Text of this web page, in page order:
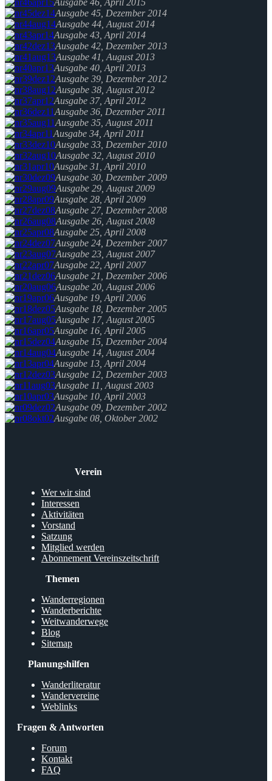
Ausgabe 46, April 2015
Ausgabe 45, Dezember 2014
Ausgabe 44, August 2014
Ausgabe 43, April 2014
Ausgabe 42, Dezember 2013
Ausgabe 41, August 2013
Ausgabe 40, April 2013
Ausgabe 39, Dezember 2012
Ausgabe 38, August 2012
Ausgabe 37, April 2012
Ausgabe 36, Dezember 2011
Ausgabe 35, August 2011
Ausgabe 34, April 2011
Ausgabe 33, Dezember 2010
Ausgabe 32, August 2010
Ausgabe 31, April 2010
Ausgabe 30, Dezember 2009
Ausgabe 29, August 2009
Ausgabe 28, April 2009
Ausgabe 27, Dezember 2008
Ausgabe 26, August 2008
Ausgabe 25, April 2008
Ausgabe 24, Dezember 2007
Ausgabe 23, August 2007
Ausgabe 22, April 2007
Ausgabe 21, Dezember 2006
Ausgabe 20, August 2006
Ausgabe 19, April 2006
Ausgabe 18, Dezember 2005
Ausgabe 17, August 2005
Ausgabe 16, April 2005
Ausgabe 15, Dezember 2004
Ausgabe 14, August 2004
Ausgabe 13, April 2004
Ausgabe 12, Dezember 2003
Ausgabe 11, August 2003
Ausgabe 10, April 2003
Ausgabe 09, Dezember 2002
Ausgabe 08, Oktober 2002
Verein
Wer wir sind
Interessen
Aktivitäten
Vorstand
Satzung
Mitglied werden
Abonnement Vereinszeitschrift
Themen
Wanderregionen
Wanderberichte
Weitwanderwege
Blog
Sitemap
Planungshilfen
Wanderliteratur
Wandervereine
Weblinks
Fragen & Antworten
Forum
Kontakt
FAQ